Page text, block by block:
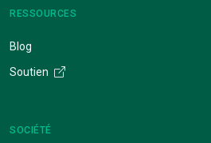
RESSOURCES
Blog
Soutien
SOCIÉTÉ